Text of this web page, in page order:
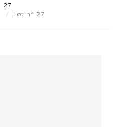
27
Lot n° 27